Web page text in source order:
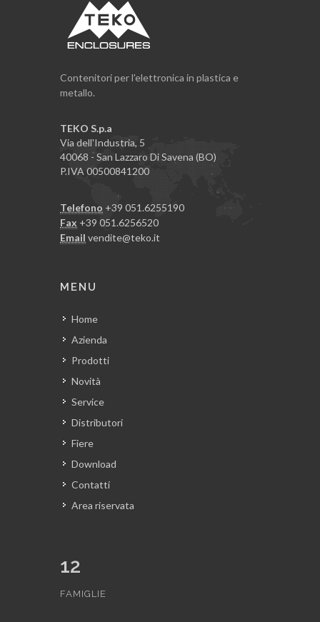
Contenitori per l'elettronica in plastica e
metallo.
TEKO S.p.a
Via dell'Industria, 5
40068 - San Lazzaro Di Savena (BO)
P.IVA 00500841200
Telefono +39 051.6255190
Fax +39 051.6256520
Email vendite@teko.it
MENU
Home
Azienda
Prodotti
Novità
Service
Distributori
Fiere
Download
Contatti
Area riservata
12
FAMIGLIE